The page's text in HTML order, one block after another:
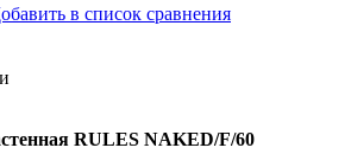
в список сравнения
RULES NAKED/F/60